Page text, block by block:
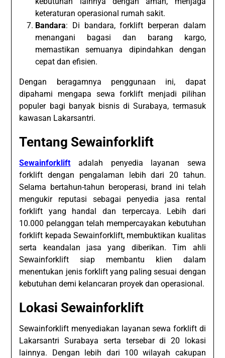
keteraturan operasional rumah sakit.
Bandara: Di bandara, forklift berperan dalam
menangani bagasi dan barang kargo,
memastikan semuanya dipindahkan dengan
cepat dan efisien.
Dengan beragamnya penggunaan ini, dapat
dipahami mengapa sewa forklift menjadi pilihan
populer bagi banyak bisnis di Surabaya, termasuk
kawasan Lakarsantri.
Tentang Sewainforklift
Sewainforklift adalah penyedia layanan sewa
forklift dengan pengalaman lebih dari 20 tahun.
Selama bertahun-tahun beroperasi, brand ini telah
mengukir reputasi sebagai penyedia jasa rental
forklift yang handal dan terpercaya. Lebih dari
10.000 pelanggan telah mempercayakan kebutuhan
forklift kepada Sewainforklift, membuktikan kualitas
serta keandalan jasa yang diberikan. Tim ahli
Sewainforklift siap membantu klien dalam
menentukan jenis forklift yang paling sesuai dengan
kebutuhan demi kelancaran proyek dan operasional.
Lokasi Sewainforklift
Sewainforklift menyediakan layanan sewa forklift di
Lakarsantri Surabaya serta tersebar di 20 lokasi
lainnya. Dengan lebih dari 100 wilayah cakupan